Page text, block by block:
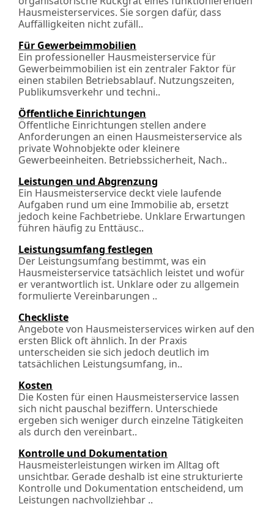
Hausmeisterservices. Sie sorgen dafür, dass
Auffälligkeiten nicht zufäll..
Für Gewerbeimmobilien
Ein professioneller Hausmeisterservice für
Gewerbeimmobilien ist ein zentraler Faktor für
einen stabilen Betriebsablauf. Nutzungszeiten,
Publikumsverkehr und techni..
Öffentliche Einrichtungen
Öffentliche Einrichtungen stellen andere
Anforderungen an einen Hausmeisterservice als
private Wohnobjekte oder kleinere
Gewerbeeinheiten. Betriebssicherheit, Nach­..
Leistungen und Abgrenzung
Ein Hausmeisterservice deckt viele laufende
Aufgaben rund um eine Immobilie ab, ersetzt
jedoch keine Fachbetriebe. Unklare Erwartungen
führen häufig zu Ent­täusc..
Leistungsumfang festlegen
Der Leistungsumfang bestimmt, was ein
Hausmeisterservice tatsächlich leistet und wofür
er verantwortlich ist. Unklare oder zu allgemein
formulierte Vereinbarungen ..
Checkliste
Angebote von Hausmeisterservices wirken auf den
ersten Blick oft ähnlich. In der Praxis
unterscheiden sie sich jedoch deutlich im
tatsächlichen Leistungsumfang, in..
Kosten
Die Kosten für einen Hausmeisterservice lassen
sich nicht pauschal beziffern. Unterschiede
ergeben sich weniger durch einzelne Tätigkeiten
als durch den vereinbart..
Kontrolle und Dokumentation
Hausmeisterleistungen wirken im Alltag oft
unsichtbar. Gerade deshalb ist eine strukturierte
Kontrolle und Dokumentation entscheidend, um
Leistungen nachvollziehbar ..